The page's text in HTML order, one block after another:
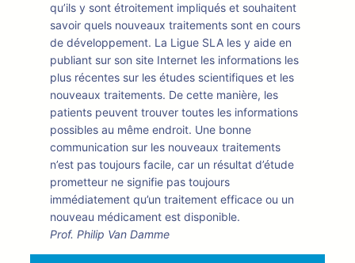
qu’ils y sont étroitement impliqués et souhaitent
savoir quels nouveaux traitements sont en cours
de développement. La Ligue SLA les y aide en
publiant sur son site Internet les informations les
plus récentes sur les études scientifiques et les
nouveaux traitements. De cette manière, les
patients peuvent trouver toutes les informations
possibles au même endroit. Une bonne
communication sur les nouveaux traitements
n’est pas toujours facile, car un résultat d’étude
prometteur ne signifie pas toujours
immédiatement qu’un traitement efficace ou un
nouveau médicament est disponible.
Prof. Philip Van Damme